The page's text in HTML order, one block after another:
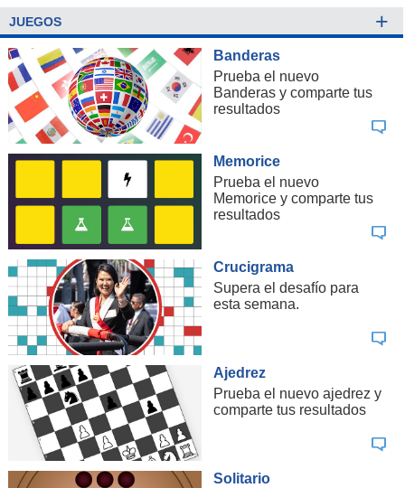
JUEGOS +
Banderas
Prueba el nuevo
Banderas y comparte tus
resultados
Memorice
Prueba el nuevo
Memorice y comparte tus
resultados
Crucigrama
Supera el desafío para
esta semana.
Ajedrez
Prueba el nuevo ajedrez y
comparte tus resultados
Solitario